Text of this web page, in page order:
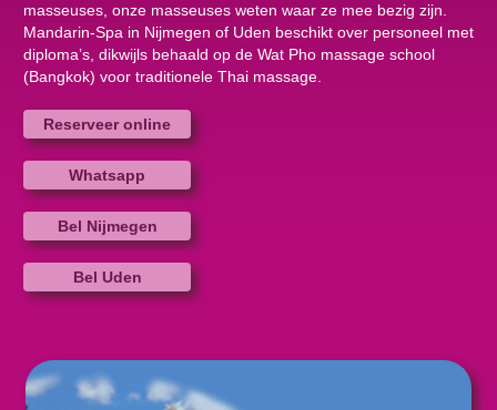
masseuses, onze masseuses weten waar ze mee bezig zijn.
Mandarin-Spa in Nijmegen of Uden beschikt over personeel met
diploma’s, dikwijls behaald op de Wat Pho massage school
(Bangkok) voor traditionele Thai massage.
Reserveer online
Whatsapp
Bel Nijmegen
Bel Uden